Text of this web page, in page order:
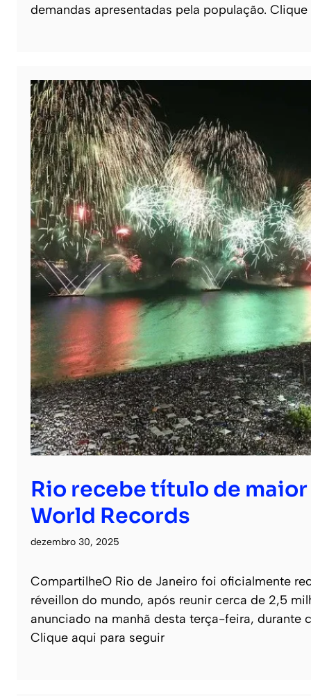
demandas apresentadas pela população.
Rio recebe título de
World Records
dezembro 30, 2025
CompartilheO Rio de Janeiro foi oficialmente
réveillon do mundo, após reunir cerca de 2,5
anunciado na manhã desta terça-feira, durante
Clique aqui para seguir